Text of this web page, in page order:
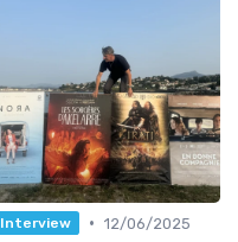
Interview • 12/06/2025